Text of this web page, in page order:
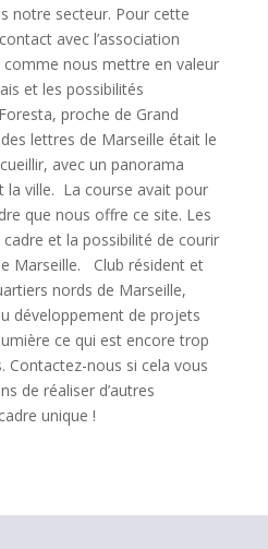
notre secteur. Pour cette
avec l’association
comme nous mettre en valeur
et les possibilités
proche de Grand
lettres de Marseille était le
avec un panorama
la ville. La course avait pour
que nous offre ce site. Les
et la possibilité de courir
Marseille.
Club résident et
nords de Marseille,
développement de projets
ce qui est encore trop
Contactez-nous si cela vous
de réaliser d’autres
unique !